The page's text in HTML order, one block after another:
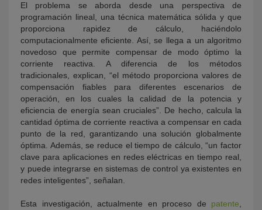
El problema se aborda desde una perspectiva de
programación lineal, una técnica matemática sólida y que
proporciona rapidez de cálculo, haciéndolo
computacionalmente eficiente. Así, se llega a un algoritmo
novedoso que permite compensar de modo óptimo la
corriente reactiva. A diferencia de los métodos
tradicionales, explican, “el método proporciona valores de
compensación fiables para diferentes escenarios de
operación, en los cuales la calidad de la potencia y
eficiencia de energía sean cruciales”. De hecho, calcula la
cantidad óptima de corriente reactiva a compensar en cada
punto de la red, garantizando una solución globalmente
óptima. Además, se reduce el tiempo de cálculo, “un factor
clave para aplicaciones en redes eléctricas en tiempo real,
y puede integrarse en sistemas de control ya existentes en
redes inteligentes”, señalan.
Esta investigación, actualmente en proceso de patente,